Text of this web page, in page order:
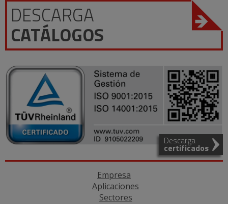
DESCARGA
CATÁLOGOS
Descarga
certificados
Empresa
Aplicaciones
Sectores